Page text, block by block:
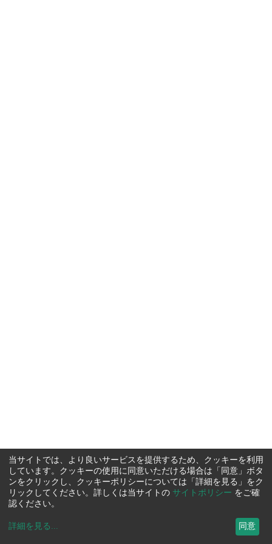
当サイトでは、より良いサービスを提供するため、クッキーを利用
しています。クッキーの使用に同意いただける場合は「同意」ボタ
ンをクリックし、クッキーポリシーについては「詳細を見る」をク
リックしてください。詳しくは当サイトの サイトポリシー をご確
認ください。
詳細を見る ... 同意